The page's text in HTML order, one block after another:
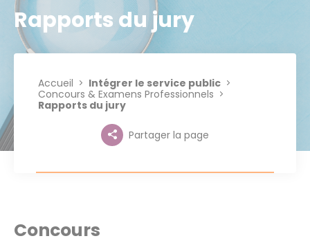
Rapports du jury
Accueil
Intégrer le service public
Concours & Examens Professionnels
Rapports du jury
Partager la page
Concours